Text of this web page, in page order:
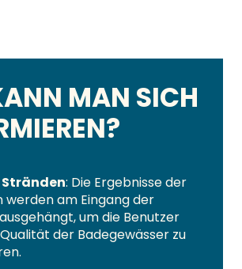
MAN SICH
: Die Ergebnisse der
werden am Eingang der
um die Benutzer
der Badegewässer zu